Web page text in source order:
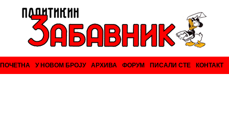
ПОЧЕТНА У НОВОМ БРОЈУ АРХИВА ФОРУМ ПИСАЛИ СТЕ КОНТАКТ